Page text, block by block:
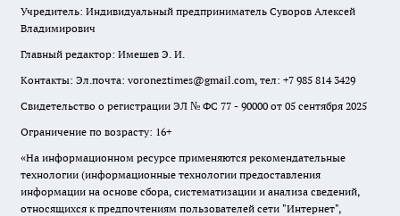
Учредитель: Индивидуальный предприниматель Суворов Алексей
Владимирович
Главный редактор: Имешев Э. И.
Контакты: Эл.почта: voroneztimes@gmail.com, тел: +7 985 814 3429
Свидетельство о регистрации ЭЛ № ФС 77 - 90000 от 05 сентября 2025
Ограничение по возрасту: 16+
«На информационном ресурсе применяются рекомендательные
технологии (информационные технологии предоставления
информации на основе сбора, систематизации и анализа сведений,
относящихся к предпочтениям пользователей сети "Интернет",